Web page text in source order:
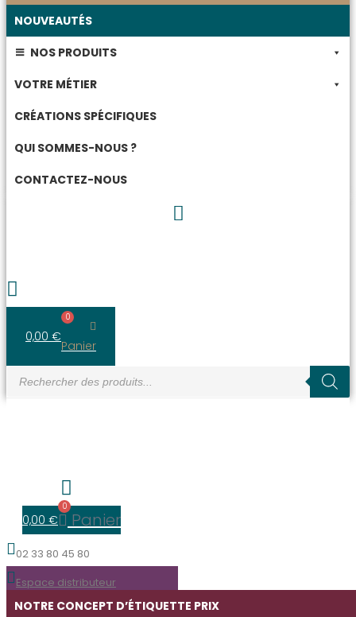
NOUVEAUTÉS
NOS PRODUITS
VOTRE MÉTIER
CRÉATIONS SPÉCIFIQUES
QUI SOMMES-NOUS ?
CONTACTEZ-NOUS
0,00 €
0
Panier
Recherche
de
0,00 €
0
Panier
02 33 80 45 80
Espace distributeur
NOTRE CONCEPT D’ÉTIQUETTE PRIX